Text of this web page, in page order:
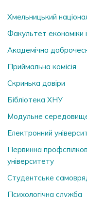
Хмельницький
Факультет економіки
Академічна
Приймальна комісія
Скринька довiри
Бібліотека ХНУ
Модульне
Електронний
Первинна
університету
Студентське
Психологічна служба